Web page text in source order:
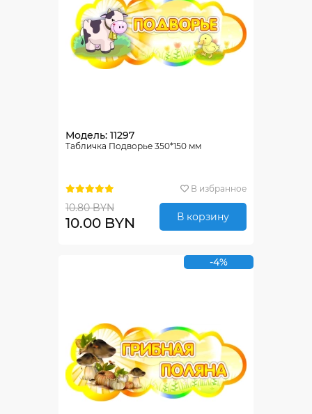
Модель: 11297
Табличка Подворье 350*150 мм
В избранное
10.80 BYN
10.00 BYN В корзину
-4%